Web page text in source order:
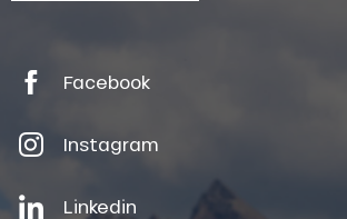
Facebook
Instagram
Linkedin